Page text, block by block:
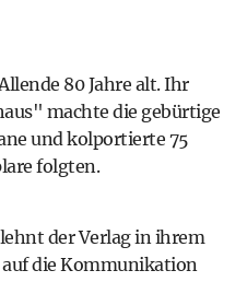
80 Jahre alt. Ihr
machte die gebürtige
und kolportierte 75
folgten.
der Verlag in ihrem
die Kommunikation